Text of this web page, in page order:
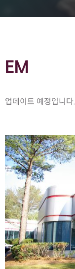
EM
업데이트 예정입니다.